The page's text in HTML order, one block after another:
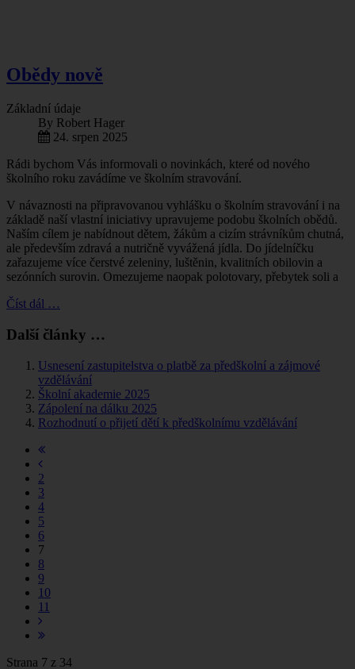
Obědy nově
Základní údaje
By Robert Hager
24. srpen 2025
Rádi bychom Vás informovali o novinkách, které od nového
školního roku zavádíme ve školním stravování.
V návaznosti na připravovanou vyhlášku o školním stravování i na
základě naší vlastní iniciativy upravujeme podobu školních obědů.
Naším cílem je nabídnout dětem, žákům a cizím strávníkům chutná,
ale především zdravá a nutričně vyvážená jídla. Do jídelníčku
zařazujeme více čerstvé zeleniny, luštěnin, kvalitních obilovin a
sezónních surovin. Omezujeme naopak polotovary, přebytek soli a
Číst dál …
Další články …
Usnesení zastupitelstva o platbě za předškolní a zájmové
vzdělávání
Školní akademie 2025
Zápolení na dálku 2025
Rozhodnutí o přijetí dětí k předškolnímu vzdělávání
2
3
4
5
6
7
8
9
10
11
Strana 7 z 34